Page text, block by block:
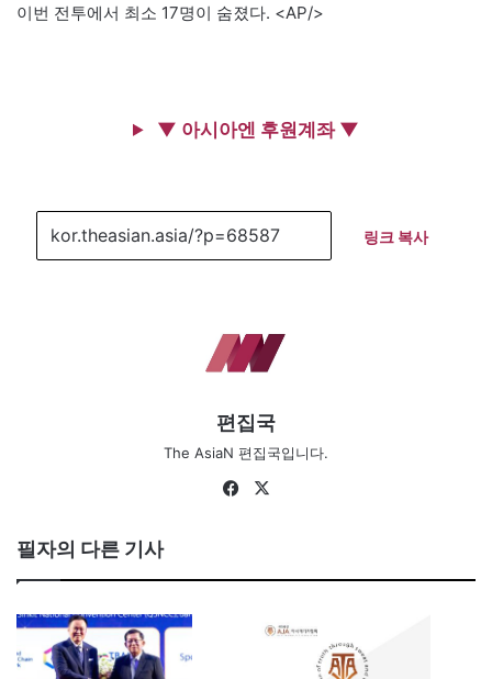
이번 전투에서 최소 17명이 숨졌다. <AP/>
▼ 아시아엔 후원계좌 ▼
링크 복사
편집국
The AsiaN 편집국입니다.
Fa
필자의 다른 기사